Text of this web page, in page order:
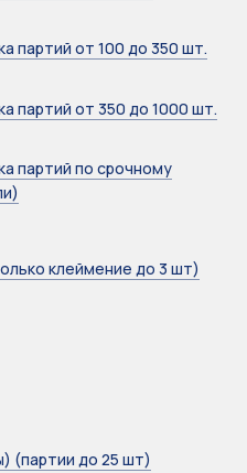
партий от 100 до 350 шт.
партий от 350 до 1000 шт.
партий по срочному
клеймение до 3 шт)
(партии до 25 шт)